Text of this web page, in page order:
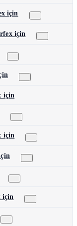
için
için
için
için
için